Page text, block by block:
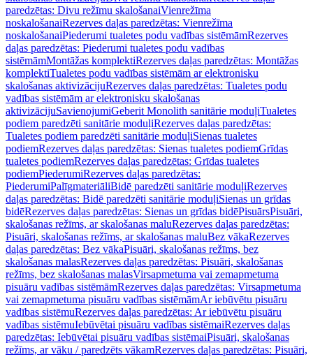
paredzētas: Divu režīmu skalošanaiVienrežīma
noskalošanaiRezerves daļas paredzētas: Vienrežīma
noskalošanaiPiederumi tualetes podu vadības sistēmāmRezerves
daļas paredzētas: Piederumi tualetes podu vadības
sistēmāmMontāžas komplektiRezerves daļas paredzētas: Montāžas
komplektiTualetes podu vadības sistēmām ar elektronisku
skalošanas aktivizācijuRezerves daļas paredzētas: Tualetes podu
vadības sistēmām ar elektronisku skalošanas
aktivizācijuSavienojumiGeberit Monolith sanitārie moduļiTualetes
podiem paredzēti sanitārie moduļiRezerves daļas paredzētas:
Tualetes podiem paredzēti sanitārie moduļiSienas tualetes
podiemRezerves daļas paredzētas: Sienas tualetes podiemGrīdas
tualetes podiemRezerves daļas paredzētas: Grīdas tualetes
podiemPiederumiRezerves daļas paredzētas:
PiederumiPalīgmateriāliBidē paredzēti sanitārie moduļiRezerves
daļas paredzētas: Bidē paredzēti sanitārie moduļiSienas un grīdas
bidēRezerves daļas paredzētas: Sienas un grīdas bidēPisuārsPisuāri,
skalošanas režīms, ar skalošanas maluRezerves daļas paredzētas:
Pisuāri, skalošanas režīms, ar skalošanas maluBez vākaRezerves
daļas paredzētas: Bez vākaPisuāri, skalošanas režīms, bez
skalošanas malasRezerves daļas paredzētas: Pisuāri, skalošanas
režīms, bez skalošanas malasVirsapmetuma vai zemapmetuma
pisuāru vadības sistēmāmRezerves daļas paredzētas: Virsapmetuma
vai zemapmetuma pisuāru vadības sistēmāmAr iebūvētu pisuāru
vadības sistēmuRezerves daļas paredzētas: Ar iebūvētu pisuāru
vadības sistēmuIebūvētai pisuāru vadības sistēmaiRezerves daļas
paredzētas: Iebūvētai pisuāru vadības sistēmaiPisuāri, skalošanas
režīms, ar vāku / paredzēts vākamRezerves daļas paredzētas: Pisuāri,